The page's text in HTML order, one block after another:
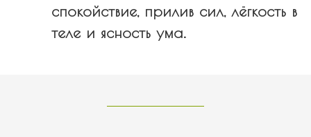
спокойствие, прилив сил, лёгкость в
теле и ясность ума.